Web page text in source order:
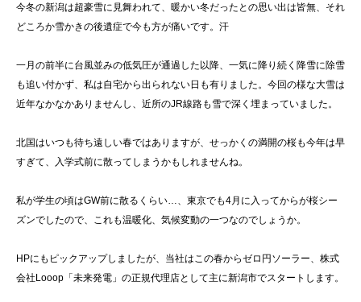
今冬の新潟は超豪雪に見舞われて、暖かい冬だったとの思い出は皆無、それ
どころか雪かきの後遺症で今も方が痛いです。汗
一月の前半に台風並みの低気圧が通過した以降、一気に降り続く降雪に除雪
も追い付かず、私は自宅から出られない日も有りました。今回の様な大雪は
近年なかなかありませんし、近所のJR線路も雪で深く埋まっていました。
北国はいつも待ち遠しい春ではありますが、せっかくの満開の桜も今年は早
すぎて、入学式前に散ってしまうかもしれませんね。
私が学生の頃はGW前に散るくらい…、東京でも4月に入ってからが桜シー
ズンでしたので、これも温暖化、気候変動の一つなのでしょうか。
HPにもピックアップしましたが、当社はこの春からゼロ円ソーラー、株式
会社Looop「未来発電」の正規代理店として主に新潟市でスタートします。